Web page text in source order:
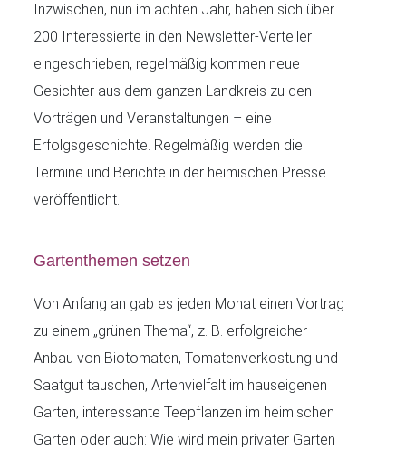
Inzwischen, nun im achten Jahr, haben sich über
200 Interessierte in den Newsletter-Verteiler
eingeschrieben, regelmäßig kommen neue
Gesichter aus dem ganzen Landkreis zu den
Vorträgen und Veranstaltungen – eine
Erfolgsgeschichte. Regelmäßig werden die
Termine und Berichte in der heimischen Presse
veröffentlicht.
Gartenthemen setzen
Von Anfang an gab es jeden Monat einen Vortrag
zu einem „grünen Thema“, z. B. erfolgreicher
Anbau von Biotomaten, Tomatenverkostung und
Saatgut tauschen, Artenvielfalt im hauseigenen
Garten, interessante Teepflanzen im heimischen
Garten oder auch: Wie wird mein privater Garten